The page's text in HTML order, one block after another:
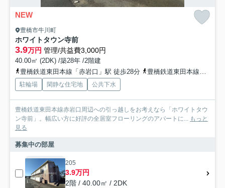
NEW
豊橋市牛川町
ホワイトタウン寺前
3.9万円 管理/共益費3,000円
40.00㎡ (2DK) /築28年 /2階建
豊橋鉄道東田本線「赤岩口」駅 徒歩28分
豊橋鉄道東田本線「井原」駅 徒歩33分車7分 2.3km
駐輪場 閑静な住宅地 公共下水
豊橋鉄道東田本線赤岩口周辺への引っ越しをお考えなら「ホワイトタウ
ン寺前」。幅広い方に好評の全居室フローリングのアパートに... もっと
見る
募集中の部屋
205
3.9万円
2階 / 40.00㎡ / 2DK